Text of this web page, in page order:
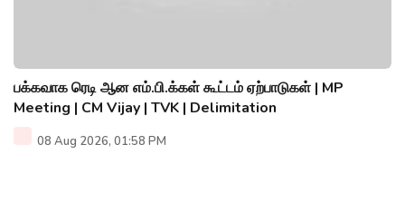
பக்கவாக ரெடி ஆன எம்.பி.க்கள் கூட்டம் ஏற்பாடுகள் | MP
Meeting | CM Vijay | TVK | Delimitation
08 Aug 2026, 01:58 PM